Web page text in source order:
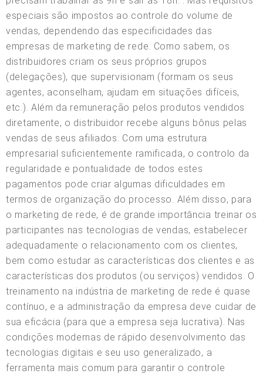
especiais são impostos ao controle do volume de
vendas, dependendo das especificidades das
empresas de marketing de rede. Como sabem, os
distribuidores criam os seus próprios grupos
(delegações), que supervisionam (formam os seus
agentes, aconselham, ajudam em situações difíceis,
etc.). Além da remuneração pelos produtos vendidos
diretamente, o distribuidor recebe alguns bônus pelas
vendas de seus afiliados. Com uma estrutura
empresarial suficientemente ramificada, o controlo da
regularidade e pontualidade de todos estes
pagamentos pode criar algumas dificuldades em
termos de organização do processo. Além disso, para
o marketing de rede, é de grande importância treinar os
participantes nas tecnologias de vendas, estabelecer
adequadamente o relacionamento com os clientes,
bem como estudar as características dos clientes e as
características dos produtos (ou serviços) vendidos. O
treinamento na indústria de marketing de rede é quase
contínuo, e a administração da empresa deve cuidar de
sua eficácia (para que a empresa seja lucrativa). Nas
condições modernas de rápido desenvolvimento das
tecnologias digitais e seu uso generalizado, a
ferramenta mais comum para garantir o controle